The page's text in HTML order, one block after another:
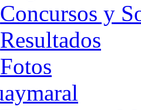
Concursos y
Resultados
Fotos